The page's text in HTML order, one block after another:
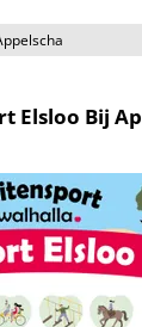
Elsloo Bij